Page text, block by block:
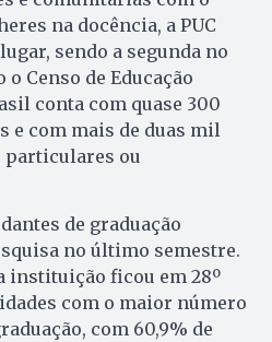
na docência, a PUC
sendo a segunda no
o Censo de Educação
conta com quase 300
e com mais de duas mil
ou
de graduação
no último semestre.
instituição ficou em 28º
com o maior número
com 60,9% de